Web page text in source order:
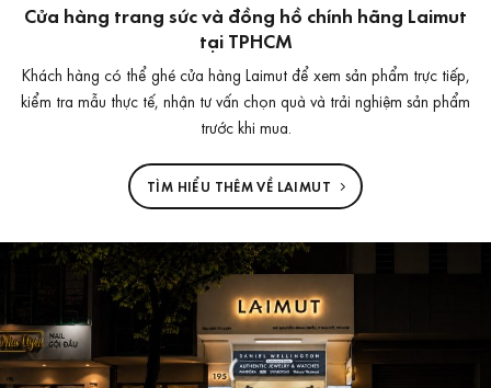
Cửa hàng trang sức và đồng hồ chính hãng Laimut
tại TPHCM
Khách hàng có thể ghé cửa hàng Laimut để xem sản phẩm trực tiếp,
kiểm tra mẫu thực tế, nhận tư vấn chọn quà và trải nghiệm sản phẩm
trước khi mua.
TÌM HIỂU THÊM VỀ LAIMUT